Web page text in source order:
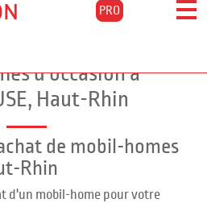
PRO
les résultats
d'occasion à
Haut-Rhin
de mobil-homes
Rhin
d'un mobil-home pour votre